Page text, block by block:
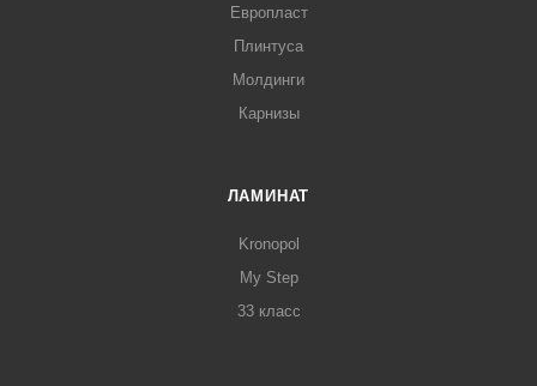
Европласт
Плинтуса
Молдинги
Карнизы
ЛАМИНАТ
Kronopol
My Step
33 класс